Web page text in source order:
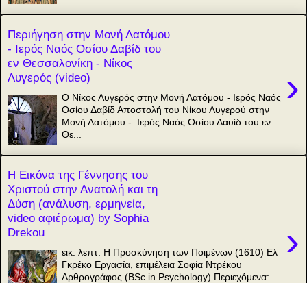
Περιήγηση στην Μονή Λατόμου
- Ιερός Ναός Οσίου Δαβίδ του
εν Θεσσαλονίκη - Νίκος
Λυγερός (video)
›
Ο Νίκος Λυγερός στην Μονή Λατόμου - Ιερός Ναός
Οσίου Δαβίδ Αποστολή του Νίκου Λυγερού στην
Μονή Λατόμου - Ιερός Ναός Οσίου Δαυίδ του εν
Θε...
Η Εικόνα της Γέννησης του
Χριστού στην Ανατολή και τη
Δύση (ανάλυση, ερμηνεία,
video αφιέρωμα) by Sophia
Drekou
›
εικ. λεπτ. Η Προσκύνηση των Ποιμένων (1610) Ελ
Γκρέκο Εργασία, επιμέλεια Σοφία Ντρέκου
Αρθρογράφος (BSc in Psychology) Περιεχόμενα: